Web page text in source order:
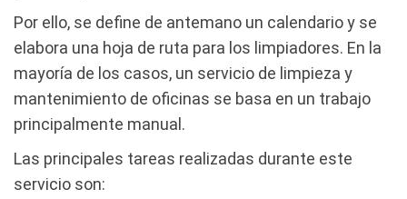
Por ello, se define de antemano un calendario y se
elabora una hoja de ruta para los limpiadores. En la
mayoría de los casos, un servicio de limpieza y
mantenimiento de oficinas se basa en un trabajo
principalmente manual.
Las principales tareas realizadas durante este
servicio son: